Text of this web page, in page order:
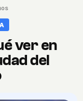
ver en
del